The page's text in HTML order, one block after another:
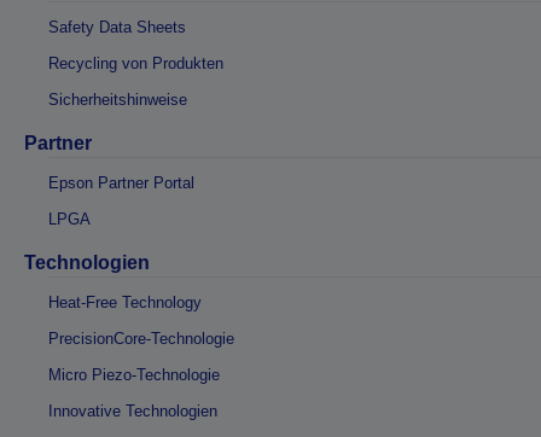
Safety Data Sheets
Recycling von Produkten
Sicherheitshinweise
Partner
Epson Partner Portal
LPGA
Technologien
Heat-Free Technology
PrecisionCore-Technologie
Micro Piezo-Technologie
Innovative Technologien